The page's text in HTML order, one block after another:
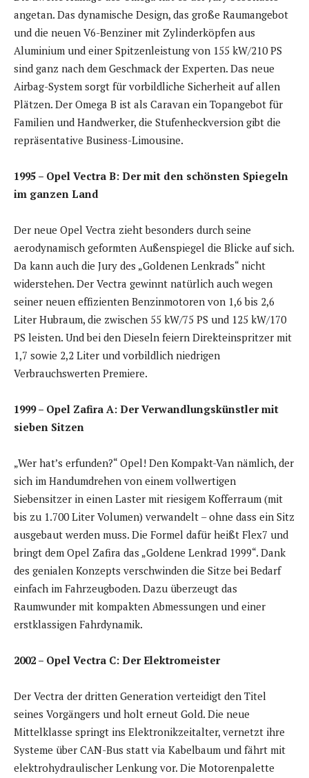
angetan. Das dynamische Design, das große Raumangebot
und die neuen V6-Benziner mit Zylinderköpfen aus
Aluminium und einer Spitzenleistung von 155 kW/210 PS
sind ganz nach dem Geschmack der Experten. Das neue
Airbag-System sorgt für vorbildliche Sicherheit auf allen
Plätzen. Der Omega B ist als Caravan ein Topangebot für
Familien und Handwerker, die Stufenheckversion gibt die
repräsentative Business-Limousine.
1995 – Opel Vectra B: Der mit den schönsten Spiegeln
im ganzen Land
Der neue Opel Vectra zieht besonders durch seine
aerodynamisch geformten Außenspiegel die Blicke auf sich.
Da kann auch die Jury des „Goldenen Lenkrads“ nicht
widerstehen. Der Vectra gewinnt natürlich auch wegen
seiner neuen effizienten Benzinmotoren von 1,6 bis 2,6
Liter Hubraum, die zwischen 55 kW/75 PS und 125 kW/170
PS leisten. Und bei den Dieseln feiern Direkteinspritzer mit
1,7 sowie 2,2 Liter und vorbildlich niedrigen
Verbrauchswerten Premiere.
1999 – Opel Zafira A: Der Verwandlungskünstler mit
sieben Sitzen
„Wer hat’s erfunden?“ Opel! Den Kompakt-Van nämlich, der
sich im Handumdrehen von einem vollwertigen
Siebensitzer in einen Laster mit riesigem Kofferraum (mit
bis zu 1.700 Liter Volumen) verwandelt – ohne dass ein Sitz
ausgebaut werden muss. Die Formel dafür heißt Flex7 und
bringt dem Opel Zafira das „Goldene Lenkrad 1999“. Dank
des genialen Konzepts verschwinden die Sitze bei Bedarf
einfach im Fahrzeugboden. Dazu überzeugt das
Raumwunder mit kompakten Abmessungen und einer
erstklassigen Fahrdynamik.
2002 – Opel Vectra C: Der Elektromeister
Der Vectra der dritten Generation verteidigt den Titel
seines Vorgängers und holt erneut Gold. Die neue
Mittelklasse springt ins Elektronikzeitalter, vernetzt ihre
Systeme über CAN-Bus statt via Kabelbaum und fährt mit
elektrohydraulischer Lenkung vor. Die Motorenpalette